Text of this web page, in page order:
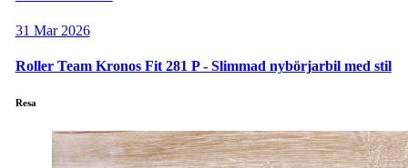
31 Mar 2026
Roller Team Kronos Fit 281 P - Slimmad nybörjarbil med stil
Resa